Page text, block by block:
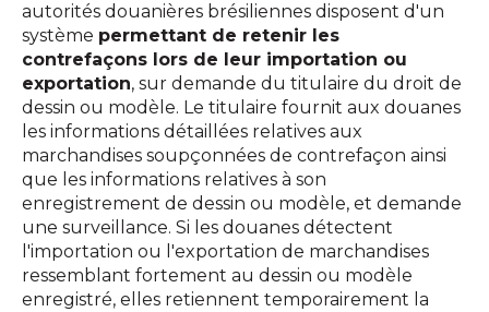
autorités douanières brésiliennes disposent d'un
système permettant de retenir les
contrefaçons lors de leur importation ou
exportation, sur demande du titulaire du droit de
dessin ou modèle. Le titulaire fournit aux douanes
les informations détaillées relatives aux
marchandises soupçonnées de contrefaçon ainsi
que les informations relatives à son
enregistrement de dessin ou modèle, et demande
une surveillance. Si les douanes détectent
l'importation ou l'exportation de marchandises
ressemblant fortement au dessin ou modèle
enregistré, elles retiennent temporairement la